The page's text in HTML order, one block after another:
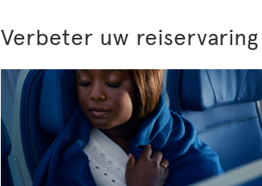
Verbeter uw reiservaring